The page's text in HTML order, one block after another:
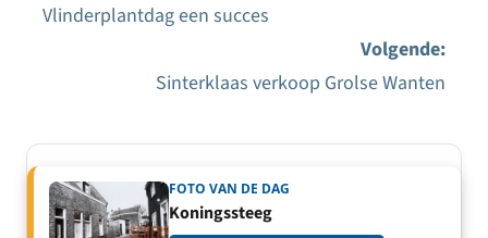
Bericht
navigatie
Vlinderplantdag een succes
Volgende:
Sinterklaas verkoop Grolse Wanten
FOTO VAN DE DAG
Koningssteeg